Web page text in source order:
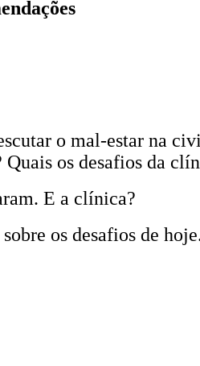
o mal-estar na
os desafios da
E a clínica?
os desafios de